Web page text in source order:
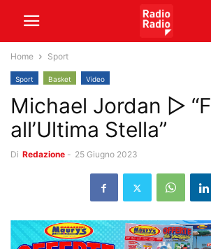
Home Sport
Sport Basket Video
Michael Jordan ▷
all’Ultima Stella”
Di Redazione - 25 Giugno 2023